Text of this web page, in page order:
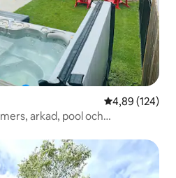
4,89 av 5 i
4,89 (124)
arkad, pool och